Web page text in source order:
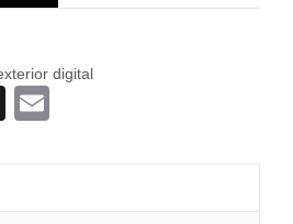
3-
digital
X